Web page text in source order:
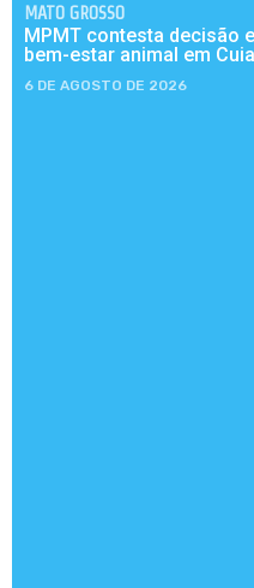
MATO GROSSO
MPMT contesta decisão
bem-estar animal em
6 DE AGOSTO DE 2026